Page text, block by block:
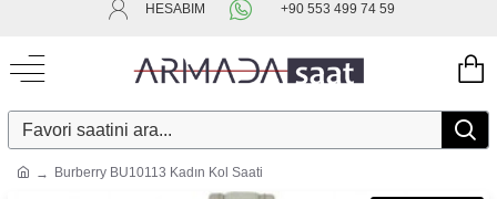
HESABIM +90 553 499 74 59
Burberry BU10113 Kadın Kol Saati